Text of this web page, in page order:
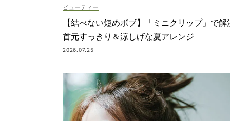
ビューティー
【結べない短めボブ】「ミニクリップ」で解
首元すっきり＆涼しげな夏アレンジ
2026.07.25